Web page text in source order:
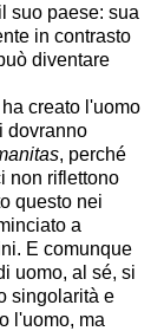
suo paese: sua
in contrasto
diventare
creato l'uomo
dovranno
, perché
non riflettono
questo nei
a
E comunque
uomo, al sé, si
singolarità e
l'uomo, ma